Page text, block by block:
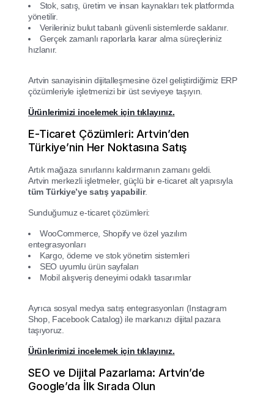
Stok, satış, üretim ve insan kaynakları tek platformda
yönetilir.
Verileriniz bulut tabanlı güvenli sistemlerde saklanır.
Gerçek zamanlı raporlarla karar alma süreçleriniz
hızlanır.
Artvin sanayisinin dijitalleşmesine özel geliştirdiğimiz ERP
çözümleriyle işletmenizi bir üst seviyeye taşıyın.
Ürünlerimizi incelemek için tıklayınız.
E-Ticaret Çözümleri: Artvin’den
Türkiye’nin Her Noktasına Satış
Artık mağaza sınırlarını kaldırmanın zamanı geldi.
Artvin merkezli işletmeler, güçlü bir e-ticaret alt yapısıyla
tüm Türkiye’ye satış yapabilir.
Sunduğumuz e-ticaret çözümleri:
WooCommerce, Shopify ve özel yazılım
entegrasyonları
Kargo, ödeme ve stok yönetim sistemleri
SEO uyumlu ürün sayfaları
Mobil alışveriş deneyimi odaklı tasarımlar
Ayrıca sosyal medya satış entegrasyonları (Instagram
Shop, Facebook Catalog) ile markanızı dijital pazara
taşıyoruz.
Ürünlerimizi incelemek için tıklayınız.
SEO ve Dijital Pazarlama: Artvin’de
Google’da İlk Sırada Olun